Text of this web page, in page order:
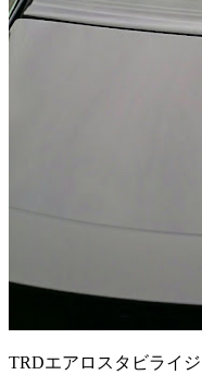
TRDエアロスタビライ